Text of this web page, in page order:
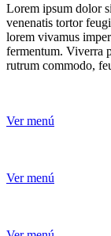
Lorem ipsum dolor
venenatis tortor
lorem vivamus
fermentum. Viverra
rutrum commodo,
Ver menú
Ver menú